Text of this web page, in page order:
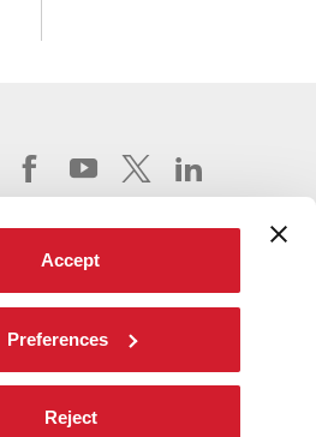
Accept
Preferences
Reject